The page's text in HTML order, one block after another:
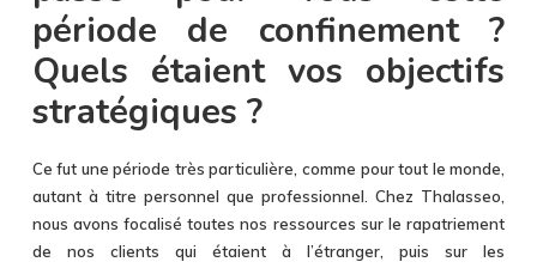
période de confinement ?
Quels étaient vos objectifs
stratégiques ?
Ce fut une période très particulière, comme pour tout le monde,
autant à titre personnel que professionnel. Chez Thalasseo,
nous avons focalisé toutes nos ressources sur le rapatriement
de nos clients qui étaient à l’étranger, puis sur les